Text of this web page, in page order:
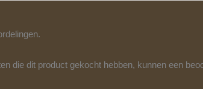
die dit product gekocht hebben, kunnen een